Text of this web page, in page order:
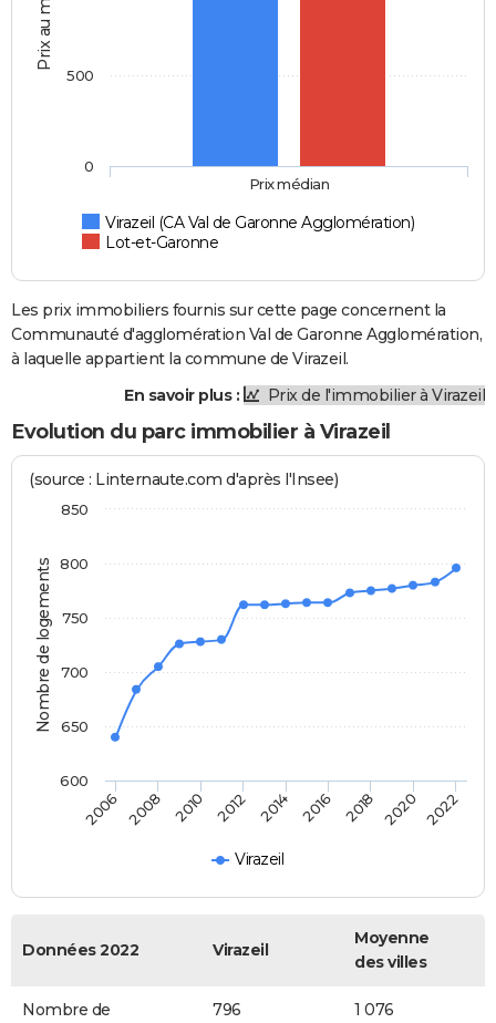
Prix au m2
Virazeil (CA Val de Garonne Agglomération)
Lot-et-Garonne
Prix médian
0
500
Les prix immobiliers fournis sur cette page concernent la
Communauté d'agglomération Val de Garonne Agglomération,
à laquelle appartient la commune de Virazeil.
En savoir plus :
Prix de l'immobilier à Virazeil
Evolution du parc immobilier à Virazeil
Nombre de logements
(source : Linternaute.com d'après l'Insee)
Virazeil
2006 2008 2010 2012 2014 2016 2018 2020 2022
600
650
700
750
800
850
Données 2022 Virazeil
Moyenne
des villes
Nombre de
796 1 076